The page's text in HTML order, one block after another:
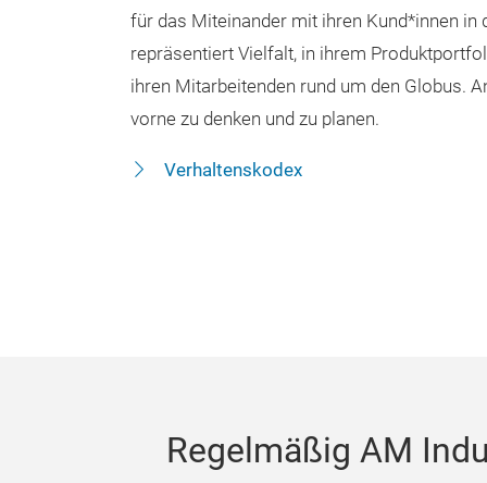
für das Miteinander mit ihren Kund*innen
repräsentiert Vielfalt, in ihrem
ihren Mitarbeitenden rund um den Globus.
vorne zu denken und zu planen.
Verhaltenskodex
Regelmäßig AM